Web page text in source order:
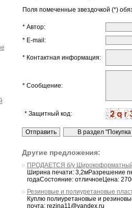
Поля помеченные звездочкой (*)
* Автор:
* E-mail:
* Контактная информация:
* Сообщение:
* Защитный код:
Другие предложения:
ПРОДАЕТСЯ б/у Широкоформатный
Ширина печати: 3,2мРазрешение
годаСостояние: отличноеЦена:
Резиновые и полиуретановые
Куплю полиуретановые и
почта: rezina11@yandex.ru